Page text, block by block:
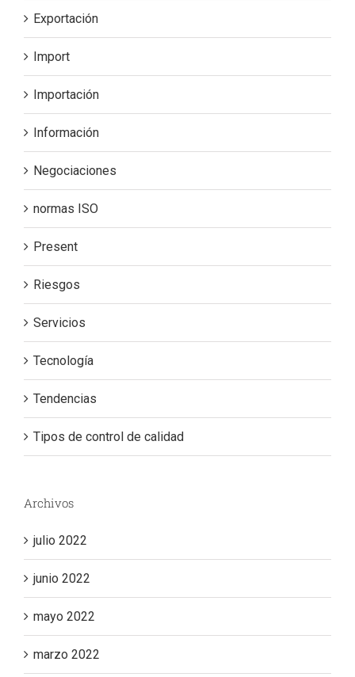
Exportación
Import
Importación
Información
Negociaciones
normas ISO
Present
Riesgos
Servicios
Tecnología
Tendencias
Tipos de control de calidad
Archivos
julio 2022
junio 2022
mayo 2022
marzo 2022